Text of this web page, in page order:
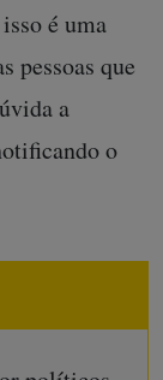
é uma
pessoas que
a
o